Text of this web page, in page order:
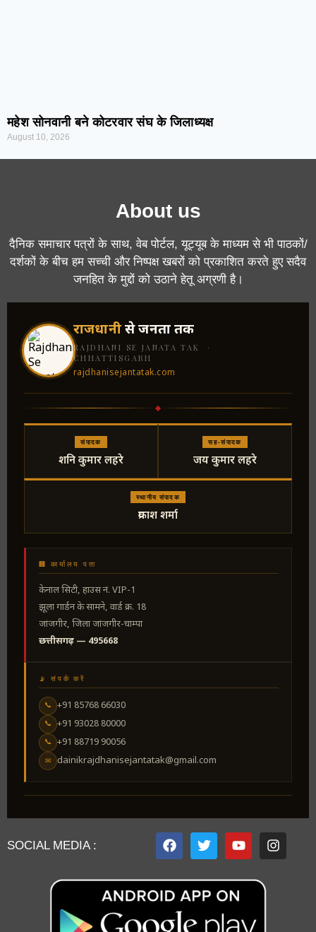
महेश सोनवानी बने कोटरवार संघ के जिलाध्यक्ष
August 10, 2026
About us
दैनिक समाचार पत्रों के साथ, वेब पोर्टल, यूट्यूब के माध्यम से भी पाठकों/
दर्शकों के बीच हम सच्ची और निष्पक्ष खबरों को प्रकाशित करते हुए सदैव
जनहित के मुद्दों को उठाने हेतू अग्रणी है।
राजधानीसे जनता तक
RAJDHANI SE JANATA TAK ·
CHHATTISGARH
rajdhanisejantatak.com
संपादक
शनि कुमार लहरे
सह-संपादक
जय कुमार लहरे
स्थानीय संपादक
प्रकाश शर्मा
🏢 कार्यालय पता
केनाल सिटी, हाउस नं. VIP-1
झूला गार्डन के सामने, वार्ड क्र. 18
जांजगीर, जिला जांजगीर-चाम्पा
छत्तीसगढ़ — 495668
📡 संपर्क करें
📞 +91 85768 66030
📞 +91 93028 80000
📞 +91 88719 90056
✉ dainikrajdhanisejantatak@gmail.com
SOCIAL MEDIA :